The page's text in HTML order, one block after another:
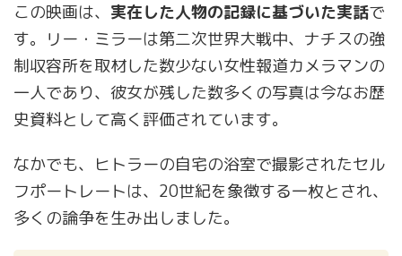
この映画は、 実在した人物の記録に基づいた実話で
す。リー・ミラーは第二次世界大戦中、ナチスの強
制収容所を取材した数少ない女性報道カメラマンの
一人であり、彼女が残した数多くの写真は今なお歴
史資料として高く評価されています。
なかでも、ヒトラーの自宅の浴室で撮影されたセル
フポートレートは、20世紀を象徴する一枚とされ、
多くの論争を生み出しました。